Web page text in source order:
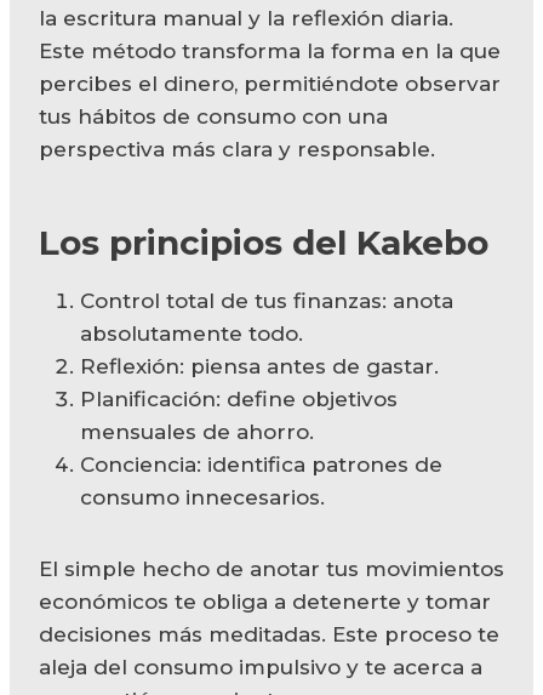
la escritura manual y la reflexión diaria.
Este método transforma la forma en la que
percibes el dinero, permitiéndote observar
tus hábitos de consumo con una
perspectiva más clara y responsable.
Los principios del Kakebo
Control total de tus finanzas: anota
absolutamente todo.
Reflexión: piensa antes de gastar.
Planificación: define objetivos
mensuales de ahorro.
Conciencia: identifica patrones de
consumo innecesarios.
El simple hecho de anotar tus movimientos
económicos te obliga a detenerte y tomar
decisiones más meditadas. Este proceso te
aleja del consumo impulsivo y te acerca a